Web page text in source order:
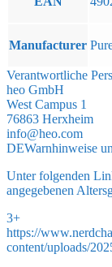
Manufacturer
Verantwortliche
heo GmbH
West Campus 1
76863 Herxheim
info@heo.com
DEWarnhinweise
Unter folgenden
angegebenen
3+
https://
content/uploads/